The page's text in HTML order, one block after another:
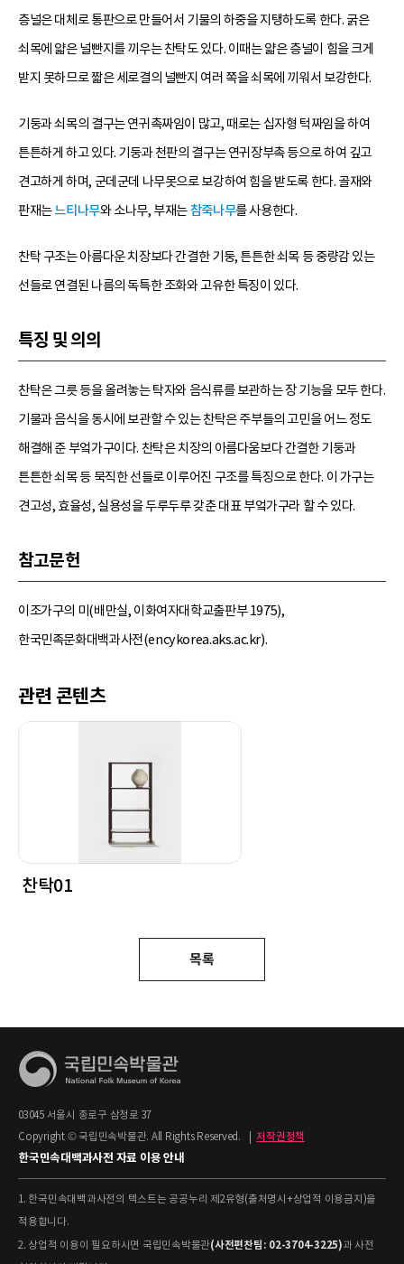
층널은 대체로 통판으로 만들어서 기물의 하중을 지탱하도록 한다. 굵은
쇠목에 얇은 널빤지를 끼우는 찬탁도 있다. 이때는 얇은 층널이 힘을 크게
받지 못하므로 짧은 세로결의 널빤지 여러 쪽을 쇠목에 끼워서 보강한다.
기둥과 쇠목의 결구는 연귀촉짜임이 많고, 때로는 십자형 턱짜임을 하여
튼튼하게 하고 있다. 기둥과 천판의 결구는 연귀장부촉 등으로 하여 깊고
견고하게 하며, 군데군데 나무못으로 보강하여 힘을 받도록 한다. 골재와
판재는느티나무와 소나무, 부재는참죽나무를 사용한다.
찬탁 구조는 아름다운 치장보다 간결한 기둥, 튼튼한 쇠목 등 중량감 있는
선들로 연결된 나름의 독특한 조화와 고유한 특징이 있다.
특징 및 의의
찬탁은 그릇 등을 올려놓는 탁자와 음식류를 보관하는 장 기능을 모두 한다.
기물과 음식을 동시에 보관할 수 있는 찬탁은 주부들의 고민을 어느 정도
해결해 준 부엌가구이다. 찬탁은 치장의 아름다움보다 간결한 기둥과
튼튼한 쇠목 등 묵직한 선들로 이루어진 구조를 특징으로 한다. 이 가구는
견고성, 효율성, 실용성을 두루두루 갖춘 대표 부엌가구라 할 수 있다.
참고문헌
이조가구의 미(배만실, 이화여자대학교출판부 1975),
한국민족문화대백과사전(encykorea.aks.ac.kr).
관련 콘텐츠
찬탁01
목록
03045 서울시 종로구 삼청로 37
Copyright © 국립민속박물관. All Rights Reserved.
저작권정책
한국민속대백과사전 자료 이용 안내
1. 한국민속대백과사전의 텍스트는 공공누리 제2유형(출처명시+상업적 이용금지)을
적용합니다.
2. 상업적 이용이 필요하시면 국립민속박물관(사전편찬팀: 02-3704-3225)과 사전